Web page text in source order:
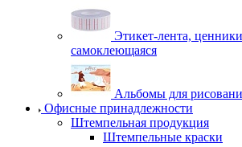
Этикет-лента,
самоклеющаяся
Альбомы для
Офисные принадлежности
Штемпельная продукция
Штемпельные краски